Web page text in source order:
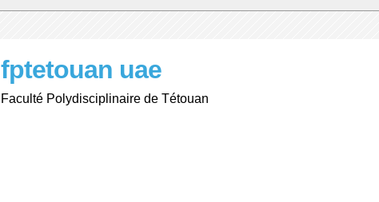
fptetouan uae
Faculté Polydisciplinaire de Tétouan